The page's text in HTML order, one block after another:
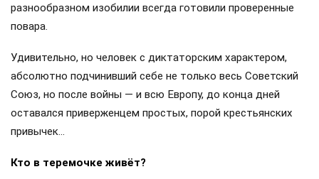
разнообразном изобилии всегда готовили проверенные
повара.
Удивительно, но человек с диктаторским характером,
абсолютно подчинивший себе не только весь Советский
Союз, но после войны — и всю Европу, до конца дней
оставался приверженцем простых, порой крестьянских
привычек…
Кто в теремочке живёт?